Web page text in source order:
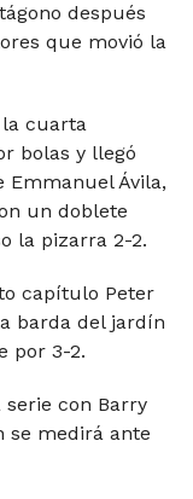
después
que movió la
cuarta
bolas y llegó
Emmanuel Ávila,
un doblete
la pizarra 2-2.
capítulo Peter
barda del jardín
por 3-2.
con Barry
se medirá ante